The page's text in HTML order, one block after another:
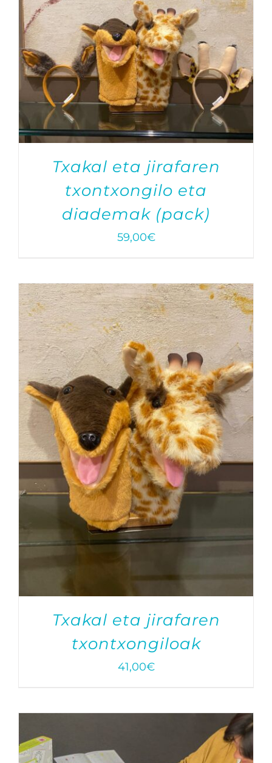
Txakal eta jirafaren
txontxongilo eta
diademak (pack)
59,00€
Txakal eta jirafaren
txontxongiloak
41,00€